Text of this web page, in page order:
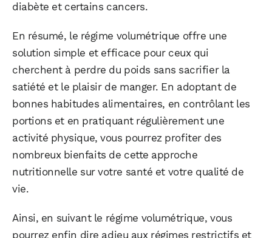
diabète et certains cancers.
En résumé, le régime volumétrique offre une
solution simple et efficace pour ceux qui
cherchent à perdre du poids sans sacrifier la
satiété et le plaisir de manger. En adoptant de
bonnes habitudes alimentaires, en contrôlant les
portions et en pratiquant régulièrement une
activité physique, vous pourrez profiter des
nombreux bienfaits de cette approche
nutritionnelle sur votre santé et votre qualité de
vie.
Ainsi, en suivant le régime volumétrique, vous
pourrez enfin dire adieu aux régimes restrictifs et